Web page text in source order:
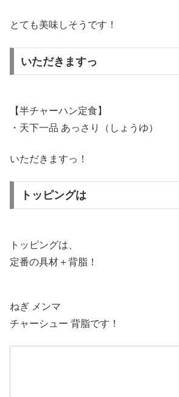
とても美味しそうです！
いただきますっ
【半チャーハン定食】
・天下一品 あっさり（しょうゆ）
いただきますっ！
トッピングは
トッピングは、
定番の具材＋背脂！
ねぎ メンマ
チャーシュー 背脂です！